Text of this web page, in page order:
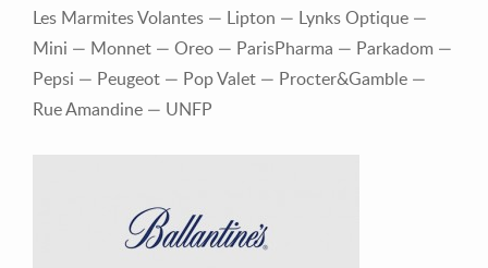
Les Marmites Volantes — Lipton — Lynks Optique —
Mini — Monnet — Oreo — ParisPharma — Parkadom —
Pepsi — Peugeot — Pop Valet — Procter&Gamble —
Rue Amandine — UNFP